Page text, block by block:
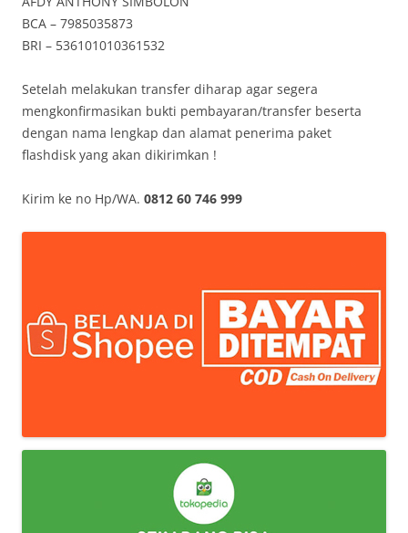
BCA – 7985035873
BRI – 536101010361532
Setelah melakukan transfer diharap agar segera
mengkonfirmasikan bukti pembayaran/transfer beserta
dengan nama lengkap dan alamat penerima paket
flashdisk yang akan dikirimkan !
Kirim ke no Hp/WA. 0812 60 746 999